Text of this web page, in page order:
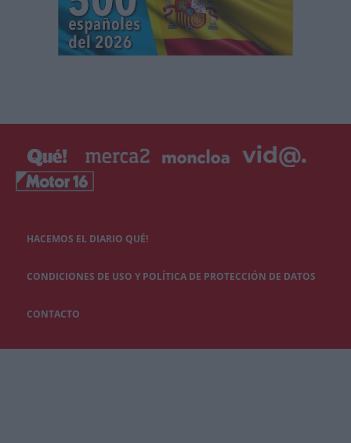
HACEMOS EL DIARIO QUÉ!
CONDICIONES DE USO Y POLÍTICA DE PROTECCIÓN DE DATOS
CONTACTO